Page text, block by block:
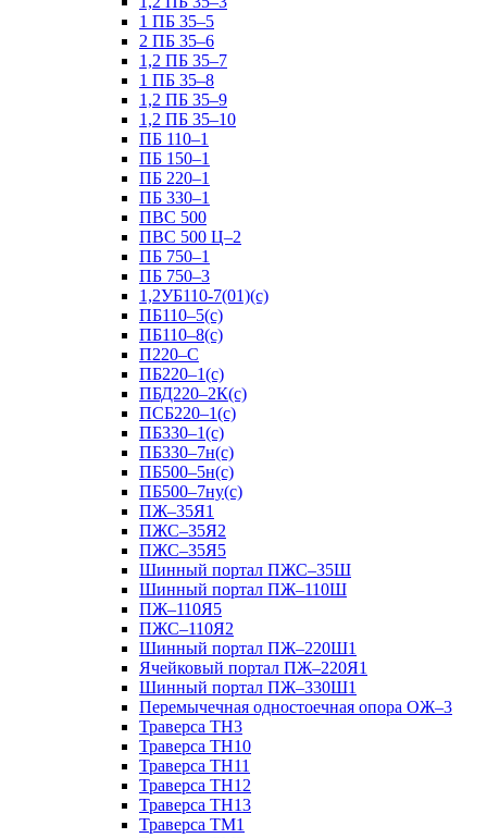
1 ПБ 35–5
2 ПБ 35–6
1,2 ПБ 35–7
1 ПБ 35–8
1,2 ПБ 35–9
1,2 ПБ 35–10
ПБ 110–1
ПБ 150–1
ПБ 220–1
ПБ 330–1
ПВС 500
ПВС 500 Ц–2
ПБ 750–1
ПБ 750–3
1,2УБ110-7(01)(с)
ПБ110–5(с)
ПБ110–8(с)
П220–С
ПБ220–1(с)
ПБД220–2К(с)
ПСБ220–1(с)
ПБ330–1(с)
ПБ330–7н(с)
ПБ500–5н(с)
ПБ500–7ну(с)
ПЖ–35Я1
ПЖС–35Я2
ПЖС–35Я5
Шинный портал ПЖС–35Ш
Шинный портал ПЖ–110Ш
ПЖ–110Я5
ПЖС–110Я2
Шинный портал ПЖ–220Ш1
Ячейковый портал ПЖ–220Я1
Шинный портал ПЖ–330Ш1
Перемычечная одностоечная опора ОЖ–3
Траверса ТН3
Траверса ТН10
Траверса ТН11
Траверса ТН12
Траверса ТН13
Траверса ТМ1